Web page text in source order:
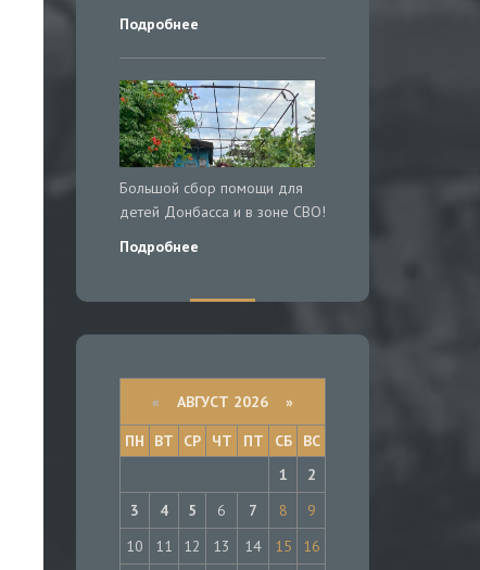
Подробнее
Большой сбор помощи для
детей Донбасса и в зоне СВО!
Подробнее
« АВГУСТ 2026 »
ПН
ВТ СР ЧТ ПТ СБ
ВС
1
2
3
4 5 6 7 8
9
10
11 12 13 14 15
16